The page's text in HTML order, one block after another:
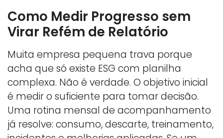
Como Medir Progresso sem
Virar Refém de Relatório
Muita empresa pequena trava porque
acha que só existe ESG com planilha
complexa. Não é verdade. O objetivo inicial
é medir o suficiente para tomar decisão.
Uma rotina mensal de acompanhamento
já resolve: consumo, descarte, treinamento,